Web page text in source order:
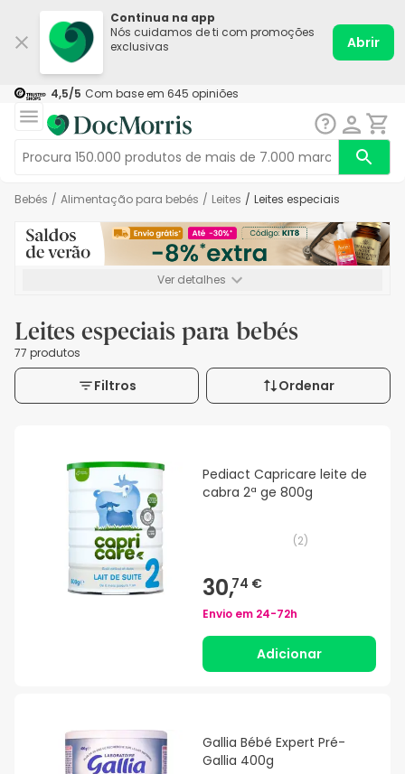
Continua na app
Nós cuidamos de ti com promoções
exclusivas
Abrir
4,5/5 Com base em 645 opiniões
Bebés / Alimentação para bebés / Leites / Leites especiais
Ver detalhes
Leites especiais para bebés
77 produtos
Filtros Ordenar
Pediact Capricare leite de
cabra 2ª ge 800g
(2)
30,74 €
Envio em 24-72h
Adicionar
Gallia Bébé Expert Pré-
Gallia 400g